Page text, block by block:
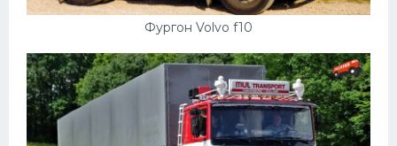
Фургон Volvo f10